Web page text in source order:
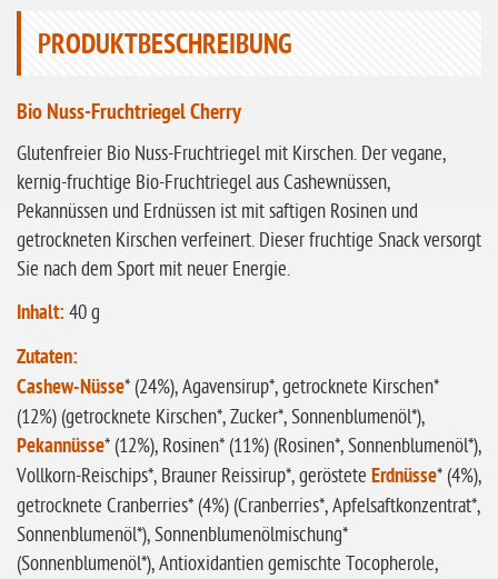
ohne Buchweizen
ohne Sellerie
glutenfrei
ohne
Sonnenblumen
ohne Palmöl
PRODUKTBESCHREIBUNG
Bio Nuss-Fruchtriegel Cherry
Glutenfreier Bio Nuss-Fruchtriegel mit Kirschen. Der vegane,
kernig-fruchtige Bio-Fruchtriegel aus Cashewnüssen,
Pekannüssen und Erdnüssen ist mit saftigen Rosinen und
getrockneten Kirschen verfeinert. Dieser fruchtige Snack versorgt
Sie nach dem Sport mit neuer Energie.
Inhalt: 40 g
Zutaten:
Cashew-Nüsse* (24%), Agavensirup*, getrocknete Kirschen*
(12%) (getrocknete Kirschen*, Zucker*, Sonnenblumenöl*),
Pekannüsse* (12%), Rosinen* (11%) (Rosinen*, Sonnenblumenöl*),
Vollkorn-Reischips*, Brauner Reissirup*, geröstete Erdnüsse* (4%),
getrocknete Cranberries* (4%) (Cranberries*, Apfelsaftkonzentrat*,
Sonnenblumenöl*), Sonnenblumenölmischung*
(Sonnenblumenöl*), Antioxidantien gemischte Tocopherole,